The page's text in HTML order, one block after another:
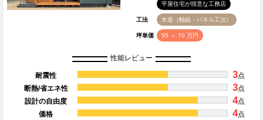
平屋住宅が得意な工務店
工法 木造（軸組・パネル工法）
坪単価 55 ～ 70 万円
性能レビュー
耐震性 3点
断熱/省エネ性
3点
設計の自由度
4点
価格
4点